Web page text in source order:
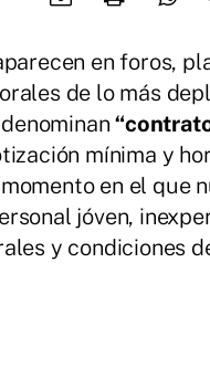
en foros,
de lo más
mínima y
en el que
jóven,
y condiciones